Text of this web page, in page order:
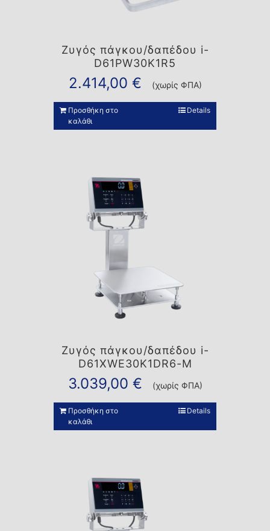
Ζυγός πάγκου/δαπέδου i-
D61PW30K1R5
2.414,00 € (χωρίς ΦΠΑ)
Προσθήκη στο
καλάθι
Details
Ζυγός πάγκου/δαπέδου i-
D61XWE30K1DR6-M
3.039,00 € (χωρίς ΦΠΑ)
Προσθήκη στο
καλάθι
Details